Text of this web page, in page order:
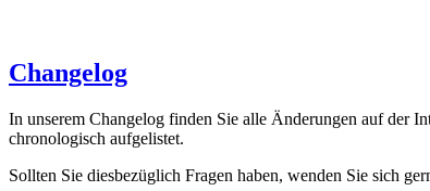
Changelog
In unserem Changelog finden Sie alle Änderungen auf der
chronologisch aufgelistet.
Sollten Sie diesbezüglich Fragen haben, wenden Sie sich